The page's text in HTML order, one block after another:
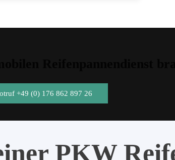
+49 (0) 176 862 897 26
PKW